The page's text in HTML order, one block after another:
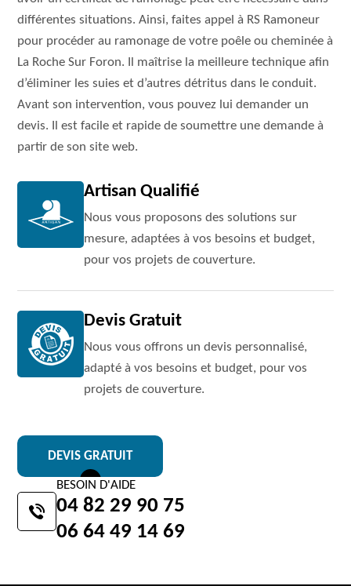
différentes situations. Ainsi, faites appel à RS Ramoneur
pour procéder au ramonage de votre poêle ou cheminée à
La Roche Sur Foron. Il maîtrise la meilleure technique afin
d’éliminer les suies et d’autres détritus dans le conduit.
Avant son intervention, vous pouvez lui demander un
devis. Il est facile et rapide de soumettre une demande à
partir de son site web.
Artisan Qualifié
Nous vous proposons des solutions sur
mesure, adaptées à vos besoins et budget,
pour vos projets de couverture.
Devis Gratuit
Nous vous offrons un devis personnalisé,
adapté à vos besoins et budget, pour vos
projets de couverture.
DEVIS GRATUIT
BESOIN D'AIDE
04 82 29 90 75
06 64 49 14 69